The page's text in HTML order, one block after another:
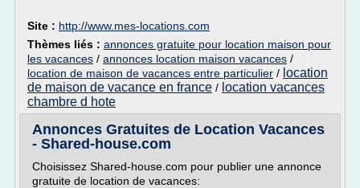
Site : http://www.mes-locations.com
Thèmes liés : annonces gratuite pour location maison pour
les vacances / annonces location maison vacances /
location de maison de vacances entre particulier / location
de maison de vacance en france / location vacances
chambre d hote
Annonces Gratuites de Location Vacances
- Shared-house.com
Choisissez Shared-house.com pour publier une annonce
gratuite de location de vacances: